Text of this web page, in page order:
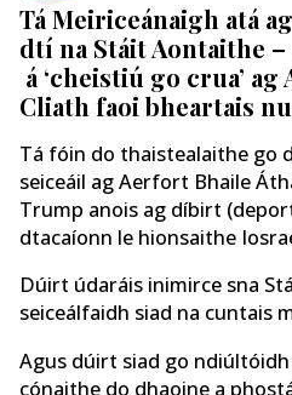
Tá Meiriceánaigh atá
dtí na Stáit Aontaithe
á ‘cheistiú go crua’
Cliath faoi bheartais
Tá fóin do thaistealaithe go
seiceáil ag Aerfort Bhaile
Trump anois ag díbirt
dtacaíonn le hionsaithe
Dúirt údaráis inimirce sna
seiceálfaidh siad na cuntais
Agus dúirt siad go ndiúltóidh
cónaithe do dhaoine a